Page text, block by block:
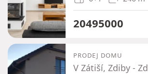
20495000
PRODEJ DOMU